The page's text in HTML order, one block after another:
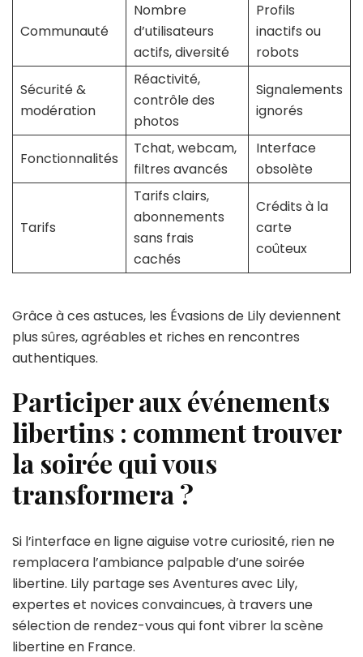
Communauté
Nombre
d’utilisateurs
actifs, diversité
Profils
inactifs ou
robots
Sécurité &
modération
Réactivité,
contrôle des
photos
Signalements
ignorés
Fonctionnalités
Tchat, webcam,
filtres avancés
Interface
obsolète
Tarifs
Tarifs clairs,
abonnements
sans frais
cachés
Crédits à la
carte
coûteux
Grâce à ces astuces, les Évasions de Lily deviennent
plus sûres, agréables et riches en rencontres
authentiques.
Participer aux événements
libertins : comment trouver
la soirée qui vous
transformera ?
Si l’interface en ligne aiguise votre curiosité, rien ne
remplacera l’ambiance palpable d’une soirée
libertine. Lily partage ses Aventures avec Lily,
expertes et novices convaincues, à travers une
sélection de rendez-vous qui font vibrer la scène
libertine en France.